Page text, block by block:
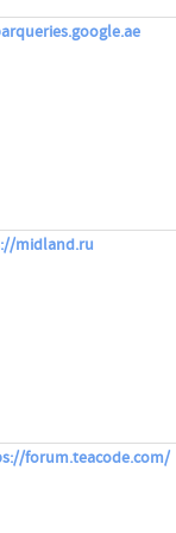
midland.ru
forum.teacode.com/